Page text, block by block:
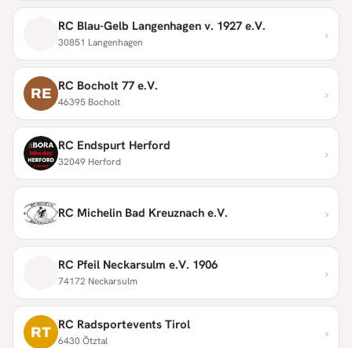
RC Blau-Gelb Langenhagen v. 1927 e.V.
30851 Langenhagen ›
RE RC Bocholt 77 e.V.
46395 Bocholt ›
RC Endspurt Herford
32049 Herford ›
RC Michelin Bad Kreuznach e.V. ›
RC Pfeil Neckarsulm e.V. 1906
74172 Neckarsulm ›
RT RC Radsportevents Tirol
6430 Ötztal ›